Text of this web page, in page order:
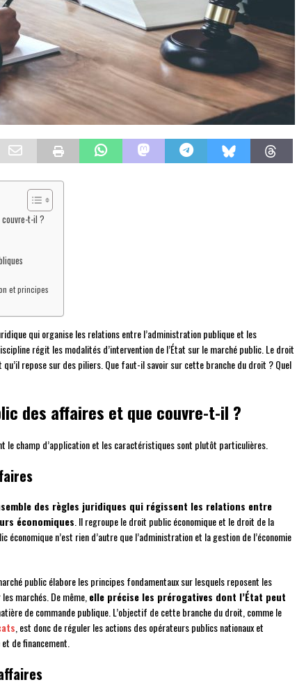
couvre-t-il ?
et principes
qui organise les relations entre l’administration publique et les
régit les modalités d’intervention de l’État sur le marché public. Le droit
repose sur des piliers. Que faut-il savoir sur cette branche du droit ? Quel
des affaires et que couvre-t-il ?
le champ d’application et les caractéristiques sont plutôt particulières.
des règles juridiques qui régissent les relations entre
économiques . Il regroupe le droit public économique et le droit de la
n’est rien d’autre que l’administration et la gestion de l’économie
public élabore les principes fondamentaux sur lesquels reposent les
marchés. De même, elle précise les prérogatives dont l’État peut
de commande publique. L’objectif de cette branche du droit, comme le
, est donc de réguler les actions des opérateurs publics nationaux et
de financement.